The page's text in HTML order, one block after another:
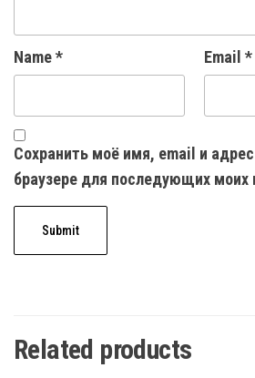
Name* Email *
Сохранить моё имя, email и
браузере для последующих моих
Related products